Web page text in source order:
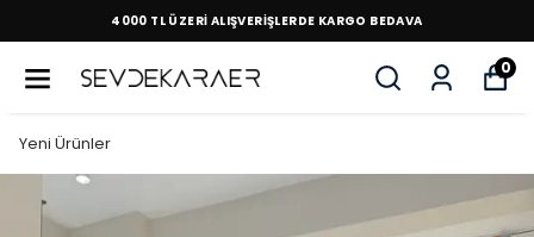
4000 TL ÜZERİ ALIŞVERİŞLERDE KARGO BEDAVA
0
Yeni Ürünler